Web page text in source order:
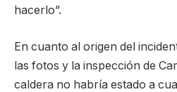
hacerlo”.
En cuanto al origen del
las fotos y la inspección de
caldera no habría estado a